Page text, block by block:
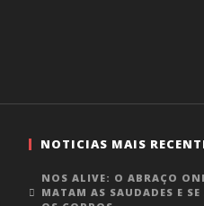
NOTICIAS MAIS
NOS ALIVE: O ABRAÇO
MATAM AS SAUDADES E